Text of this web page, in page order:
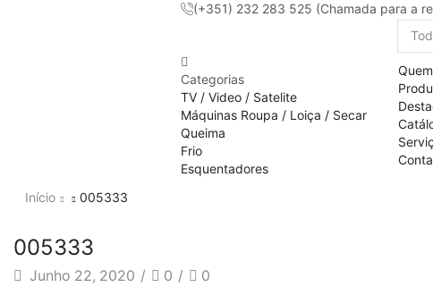
(+351) 232 283 525 (Chamada para a
Categorias
TV / Video / Satelite
Máquinas Roupa / Loiça / Secar
Queima
Frio
Esquentadores
Início 005333
005333
Junho 22, 2020 / 0 / 0